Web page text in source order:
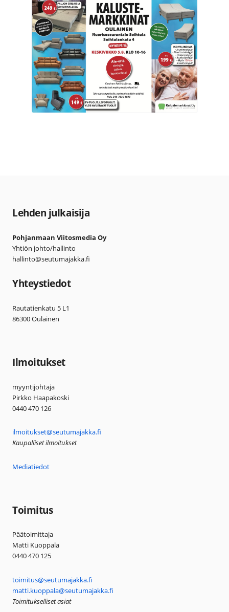
Lehden julkaisija
Pohjanmaan Viitosmedia Oy
Yhtiön johto/hallinto
hallinto@seutumajakka.fi
Yhteystiedot
Rautatienkatu 5 L1
86300 Oulainen
Ilmoitukset
myyntijohtaja
Pirkko Haapakoski
0440 470 126
ilmoitukset@seutumajakka.fi
Kaupalliset ilmoitukset
Mediatiedot
Toimitus
Päätoimittaja
Matti Kuoppala
0440 470 125
toimitus@seutumajakka.fi
matti.kuoppala@seutumajakka.fi
Toimitukselliset asiat